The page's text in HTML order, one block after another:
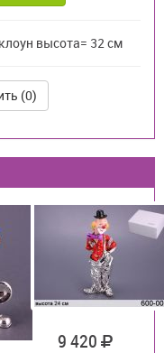
высота= 32 см
(0)
9 420